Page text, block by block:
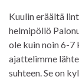
Kuulin eräältä
helmipöllö
ole kuin noin 6-
ajattelimme
suhteen. Se on